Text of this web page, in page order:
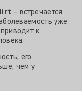
– встречается
уже
к
его
чем у